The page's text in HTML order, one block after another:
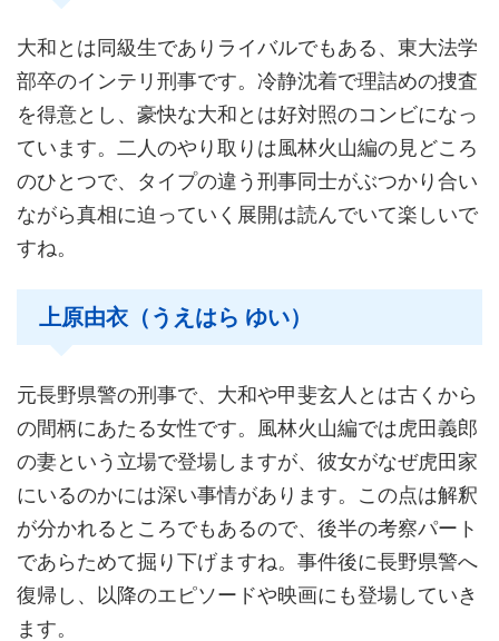
大和とは同級生でありライバルでもある、東大法学
部卒のインテリ刑事です。冷静沈着で理詰めの捜査
を得意とし、豪快な大和とは好対照のコンビになっ
ています。二人のやり取りは風林火山編の見どころ
のひとつで、タイプの違う刑事同士がぶつかり合い
ながら真相に迫っていく展開は読んでいて楽しいで
すね。
上原由衣（うえはら ゆい）
元長野県警の刑事で、大和や甲斐玄人とは古くから
の間柄にあたる女性です。風林火山編では虎田義郎
の妻という立場で登場しますが、彼女がなぜ虎田家
にいるのかには深い事情があります。この点は解釈
が分かれるところでもあるので、後半の考察パート
であらためて掘り下げますね。事件後に長野県警へ
復帰し、以降のエピソードや映画にも登場していき
ます。